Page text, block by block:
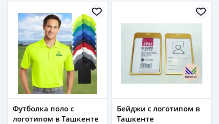
Футболка поло с
логотипом в Ташкенте
Бейджи с логотипом в
Ташкенте